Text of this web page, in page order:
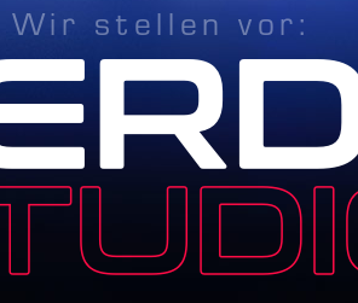
Wir stellen vor: